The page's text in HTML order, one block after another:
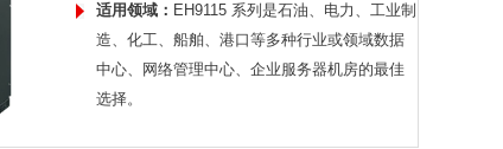
适用领域： EH9115 系列是石油、电力、工业制
造、化工、船舶、港口等多种行业或领域数据
中心、网络管理中心、企业服务器机房的最佳
选择。